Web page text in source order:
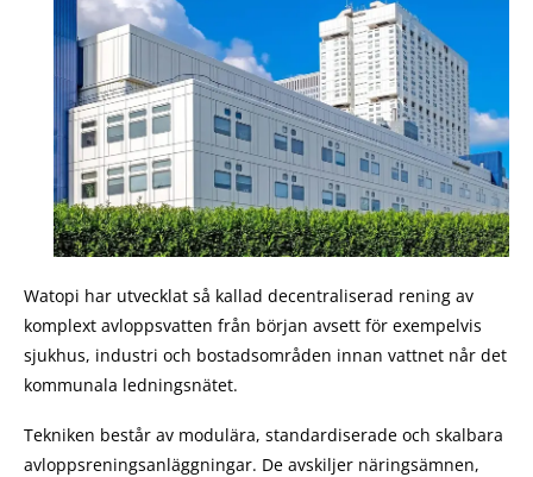
Watopi har utvecklat så kallad decentraliserad rening av
komplext avloppsvatten från början avsett för exempelvis
sjukhus, industri och bostadsområden innan vattnet når det
kommunala ledningsnätet.
Tekniken består av modulära, standardiserade och skalbara
avloppsreningsanläggningar. De avskiljer näringsämnen,